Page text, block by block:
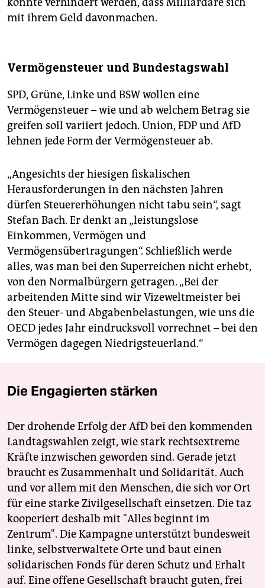
könnte verhindert werden, dass Milliardäre sich
mit ihrem Geld davonmachen.
Vermögensteuer und Bundestagswahl
SPD, Grüne, Linke und BSW wollen eine
Vermögensteuer – wie und ab welchem Betrag sie
greifen soll variiert jedoch. Union, FDP und AfD
lehnen jede Form der Vermögensteuer ab.
„Angesichts der hiesigen fiskalischen
Herausforderungen in den nächsten Jahren
dürfen Steuererhöhungen nicht tabu sein“, sagt
Stefan Bach. Er denkt an „leistungslose
Einkommen, Vermögen und
Vermögensübertragungen“. Schließlich werde
alles, was man bei den Superreichen nicht erhebt,
von den Normalbürgern getragen. „Bei der
arbeitenden Mitte sind wir Vizeweltmeister bei
den Steuer- und Abgabenbelastungen, wie uns die
OECD jedes Jahr eindrucksvoll vorrechnet – bei den
Vermögen dagegen Niedrigsteuerland.“
Die Engagierten stärken
Der drohende Erfolg der AfD bei den kommenden
Landtagswahlen zeigt, wie stark rechtsextreme
Kräfte inzwischen geworden sind. Gerade jetzt
braucht es Zusammenhalt und Solidarität. Auch
und vor allem mit den Menschen, die sich vor Ort
für eine starke Zivilgesellschaft einsetzen. Die taz
kooperiert deshalb mit "Alles beginnt im
Zentrum". Die Kampagne unterstützt bundesweit
linke, selbstverwaltete Orte und baut einen
solidarischen Fonds für deren Schutz und Erhalt
auf. Eine offene Gesellschaft braucht guten, frei